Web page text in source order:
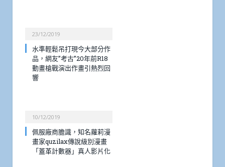
23/12/2019
水準輕鬆吊打現今大部分作
品，網友”考古”20年前R18
動畫槍戰演出作畫引熱烈回
響
10/12/2019
佩服廠商膽識，知名蘿莉漫
畫家quzilax傳說級別漫畫
「蓋革計數器」真人影片化